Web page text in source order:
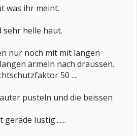
was ihr meint.
helle haut.
nur noch mit mit langen
ärmeln nach draussen.
50 ....
pusteln und die beissen
lustig.......